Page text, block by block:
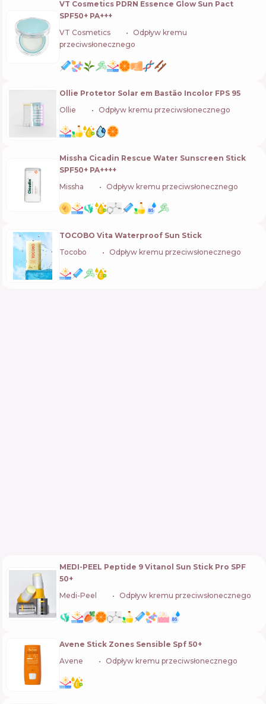
VT Cosmetics PDRN Essence Glow Sun Pact
SPF50+ PA+++
VT Cosmetics
Odpływ kremu
przeciwsłonecznego
Ollie Protetor Solar em Bastão Incolor FPS 95
Ollie
Odpływ kremu przeciwsłonecznego
Missha Cicadin Rescue Water Sunscreen Stick
SPF50+ PA++++
Missha
Odpływ kremu przeciwsłonecznego
TOCOBO Vita Waterproof Sun Stick
Tocobo
Odpływ kremu przeciwsłonecznego
MEDI-PEEL Peptide 9 Vitanol Sun Stick Pro SPF
50+
Medi-Peel
Odpływ kremu przeciwsłonecznego
Avene Stick Zones Sensible Spf 50+
Avene
Odpływ kremu przeciwsłonecznego